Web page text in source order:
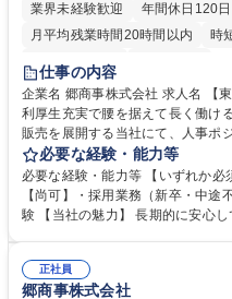
業界未経験歓迎
年間休日120
月平均残業時間20時間以内
時
完全週休2日制
仕事の内容
企業名 郷商事株式会社 求人名 【東京/人事】残業月10h/年間休日126日/福
利厚生充実で腰を据えて長く働ける 仕事の内容 工作機械や電子機器
販売を展開する当社にて、人事ポジション
計算・社保・勤怠）や採用業務な
将来的には、人事制度の構築や規
ていただき、幅広い経験を積む
遣） ■労務管理（給与計算、社保
必要な経験・能力等
必要な経験・能力等 【いずれか
【尚可】・採用業務（新卒・中
験 【当社の魅力】 長期的に安心して働ける環境が整っています。退職金
費用や引越費等を支給し、新生活
り大型連休の取得も容易で、7割
正社員
郷商事株式会社